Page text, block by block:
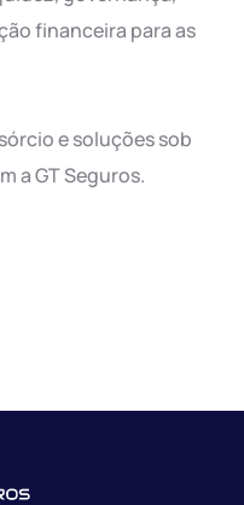
financeira para as
e soluções sob
a GT Seguros.